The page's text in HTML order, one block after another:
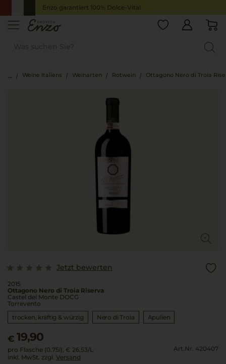
Enzo garantiert 100% Dolce-Vita!
Weine Italiens Weinarten Rotwein Ottagono Nero di Troia
Jetzt bewerten
2015
Ottagono Nero di Troia Riserva
Castel del Monte DOCG
Torrevento
trocken, kräftig & würzig
Nero di Troia Apulien
€ 19,90
pro Flasche (0.75l), € 26,53/L
inkl. MwSt. zzgl. Versand
Art.Nr. 420407